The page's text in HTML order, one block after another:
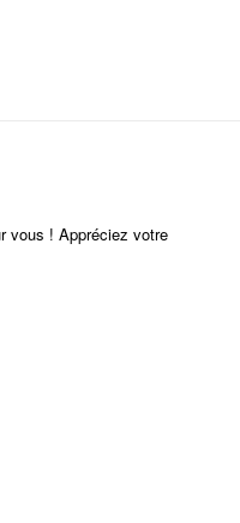
vous ! Appréciez votre